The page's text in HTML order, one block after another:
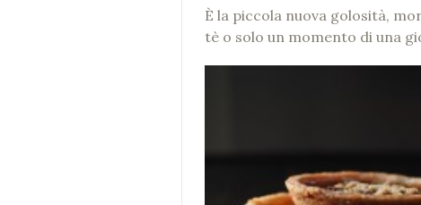
È la piccola nuova golosità,
tè o solo un momento di una